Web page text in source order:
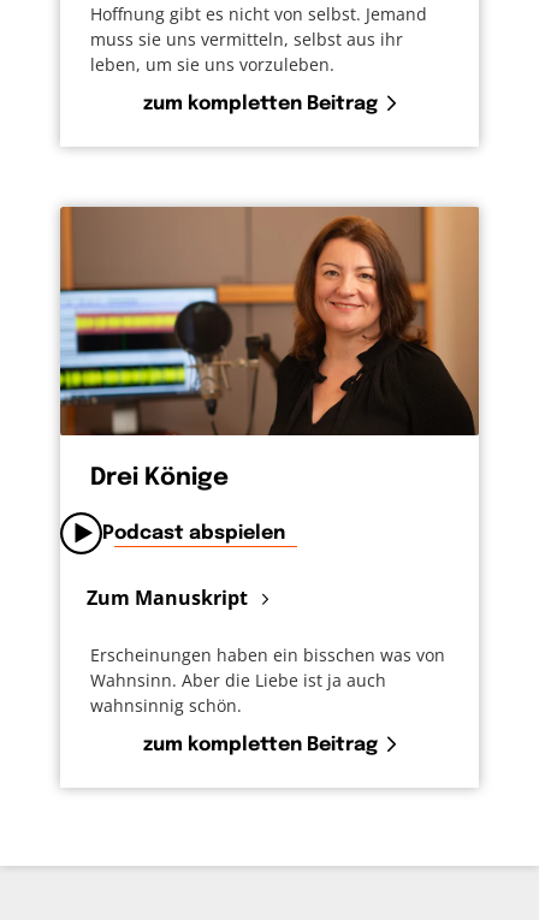
Hoffnung gibt es nicht von selbst. Jemand
muss sie uns vermitteln, selbst aus ihr
leben, um sie uns vorzuleben.
zum kompletten Beitrag
Drei Könige
Podcast abspielen
Zum Manuskript
Erscheinungen haben ein bisschen was von
Wahnsinn. Aber die Liebe ist ja auch
wahnsinnig schön.
zum kompletten Beitrag